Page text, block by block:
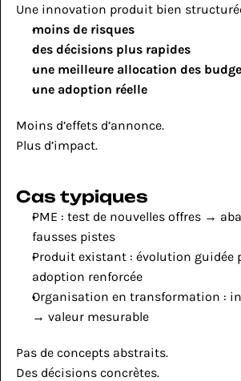
Une innovation produit bien
moins de risques
des décisions plus rapides
une meilleure allocation des
une adoption réelle
Moins d’effets d’annonce.
Plus d’impact.
Cas typiques
PME : test de nouvelles offres →
fausses pistes
Produit existant : évolution guidée
adoption renforcée
Organisation en transformation :
→ valeur mesurable
Pas de concepts abstraits.
Des décisions concrètes.